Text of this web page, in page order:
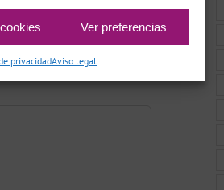
Ver preferencias
privacidadAviso legal